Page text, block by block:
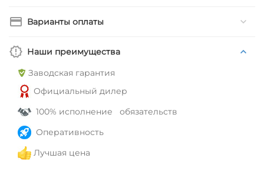
Варианты оплаты
Наши преимущества
Заводская гарантия
Официальный дилер
100% исполнение обязательств
Оперативность
Лучшая цена